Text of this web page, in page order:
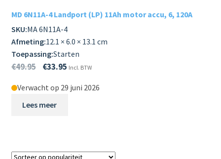
MD 6N11A-4 Landport (LP) 11Ah motor accu, 6, 120A
SKU:MA 6N11A-4
Afmeting:12.1 × 6.0 × 13.1 cm
Toepassing:Starten
€49.95 €33.95 Incl. BTW
Verwacht op 29 juni 2026
Lees meer